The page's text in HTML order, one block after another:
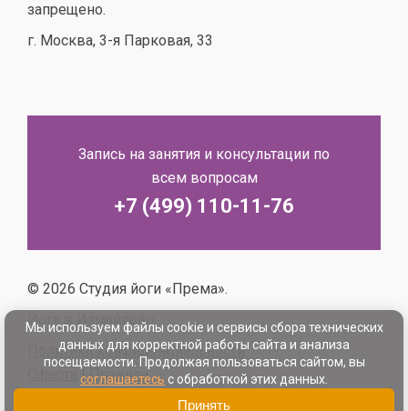
запрещено.
г. Москва, 3-я Парковая, 33
Запись на занятия и консультации по
всем вопросам
+7 (499) 110-11-76
© 2026 Студия йоги «Према».
Йога в Измайлово.
Политика конфиденциальности
|Правила
Обработка персональных данных
Мы используем файлы cookie и сервисы сбора технических
данных для корректной работы сайта и анализа
посещаемости. Продолжая пользоваться сайтом, вы
соглашаетесь с обработкой этих данных.
Принять